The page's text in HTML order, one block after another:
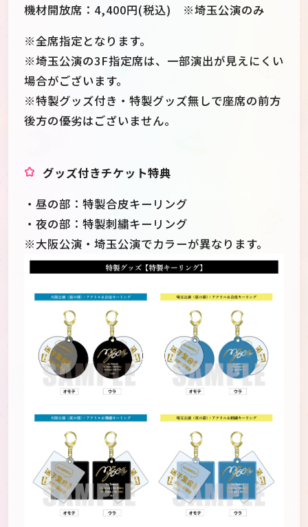
機材開放席：4,400円(税込) ※埼玉公演のみ
※全席指定となります。
※埼玉公演の3F指定席は、一部演出が見えにくい
場合がございます。
※特製グッズ付き・特製グッズ無しで座席の前方
後方の優劣はございません。
グッズ付きチケット特典
・昼の部：特製合皮キーリング
・夜の部：特製刺繍キーリング
※大阪公演・埼玉公演でカラーが異なります。